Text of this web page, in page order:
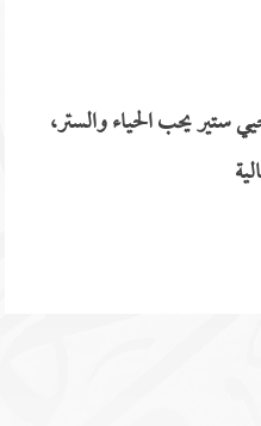
ستير يحب الحياء والستر،